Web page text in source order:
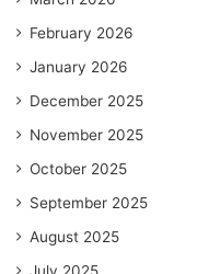
February 2026
January 2026
December 2025
November 2025
October 2025
September 2025
August 2025